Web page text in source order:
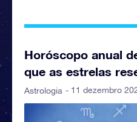
Horóscopo anual
que as estrelas
Astrologia - 11 dezembro